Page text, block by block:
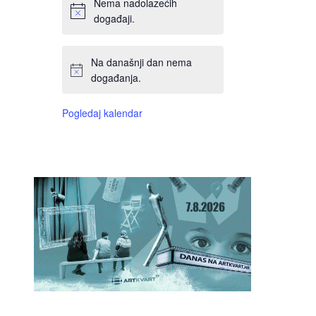
Nema nadolazećih
događaji.
Na današnji dan nema
događanja.
Pogledaj kalendar